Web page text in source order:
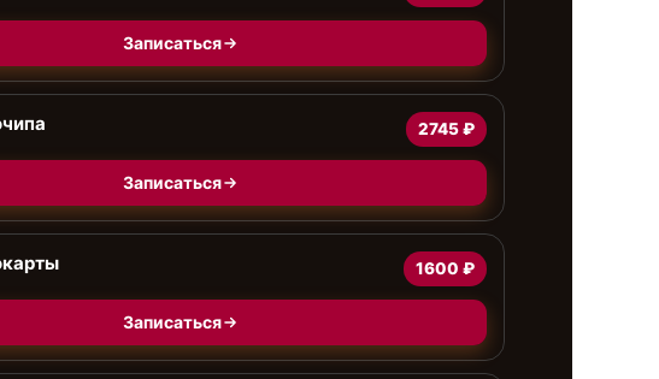
Записаться
2745 ₽
Записаться
1600 ₽
Записаться